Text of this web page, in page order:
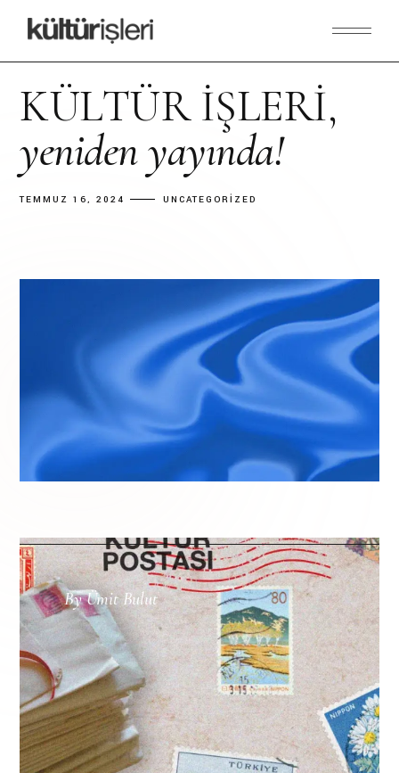
KÜLTÜR İŞLERI,
yenidenyayında!
TEMMUZ 16, 2024 UNCATEGORIZED
By Ümit Bulut